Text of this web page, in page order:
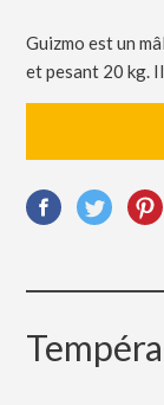
Guizmo est un
et pesant 20 kg.